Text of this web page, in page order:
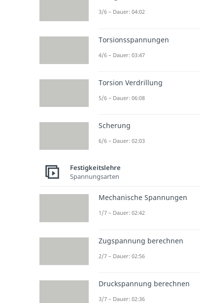
3/6 – Dauer: 04:02
Torsionsspannungen
4/6 – Dauer: 03:47
Torsion Verdrillung
5/6 – Dauer: 06:08
Scherung
6/6 – Dauer: 02:03
Festigkeitslehre
Spannungsarten
Mechanische Spannungen
1/7 – Dauer: 02:42
Zugspannung berechnen
2/7 – Dauer: 02:56
Druckspannung berechnen
3/7 – Dauer: 02:36